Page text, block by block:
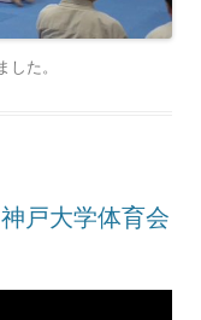
した。
戸大学体育会